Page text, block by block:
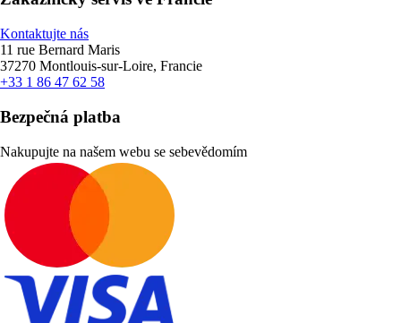
Kontaktujte nás
11 rue Bernard Maris
37270 Montlouis-sur-Loire, Francie
+33 1 86 47 62 58
Bezpečná platba
Nakupujte na našem webu se sebevědomím